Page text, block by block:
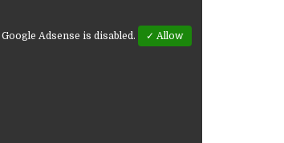
Google Adsense is disabled. ✓ Allow